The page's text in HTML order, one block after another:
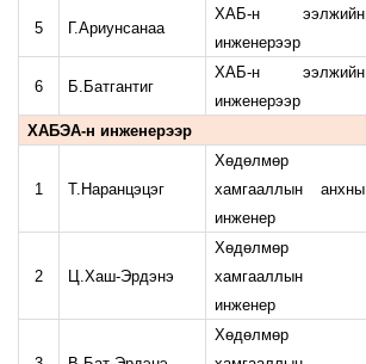
5 Г.Ариунсанаа
ХАБ-н ээлжийн
инженерээр
6 Б.Батгантиг
ХАБ-н ээлжийн
инженерээр
ХАБЭА-н инженерээр
1 Т.Наранцэцэг
Хөдөлмөр
хамгааллын анхны
инженер
2 Ц.Хаш-Эрдэнэ
Хөдөлмөр
хамгааллын
инженер
Хөдөлмөр